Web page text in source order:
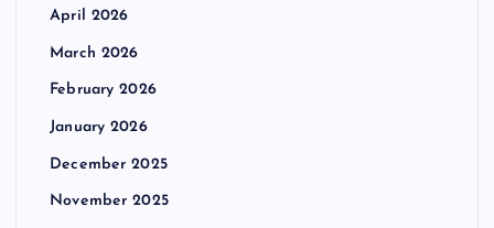
April 2026
March 2026
February 2026
January 2026
December 2025
November 2025